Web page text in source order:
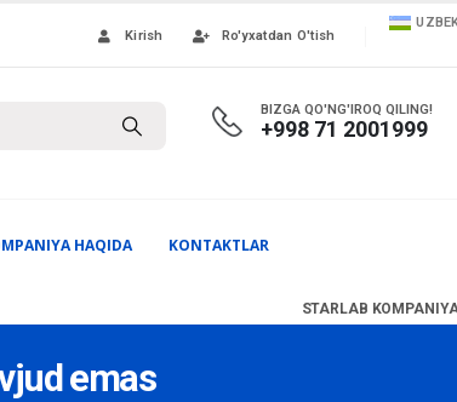
Kirish Ro'yxatdan O'tish
BIZGA QO'NG'IROQ QILING!
+998 71 2001999
HAQIDA KONTAKTLAR
STARLAB
emas